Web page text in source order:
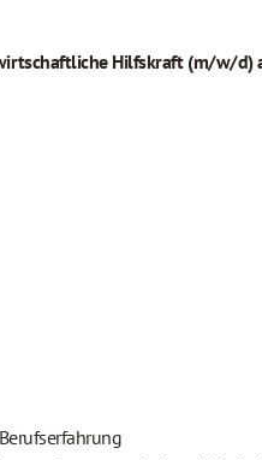
Hilfskraft (m/w/d)